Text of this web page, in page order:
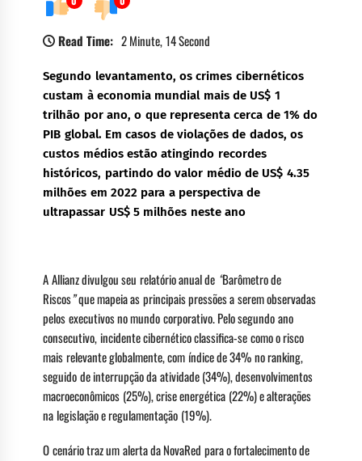
Read Time: 2 Minute, 14 Second
Segundo levantamento, os crimes cibernéticos
custam à economia mundial mais de US$ 1
trilhão por ano, o que representa cerca de 1% do
PIB global. Em casos de violações de dados, os
custos médios estão atingindo recordes
históricos, partindo do valor médio de US$ 4.35
milhões em 2022 para a perspectiva de
ultrapassar US$ 5 milhões neste ano
A Allianz divulgou seu relatório anual de “Barômetro de
Riscos”que mapeia as principais pressões a serem observadas
pelos executivos no mundo corporativo. Pelo segundo ano
consecutivo, incidente cibernético classifica-se como o risco
mais relevante globalmente, com índice de 34% no ranking,
seguido de interrupção da atividade (34%), desenvolvimentos
macroeconômicos (25%), crise energética (22%) e alterações
na legislação e regulamentação (19%).
O cenário traz um alerta da NovaRed para o fortalecimento de